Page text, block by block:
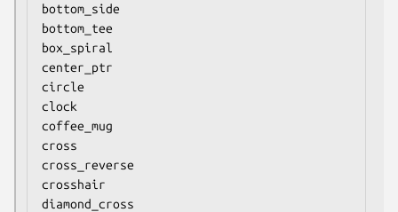
bottom_side
bottom_tee
box_spiral
center_ptr
circle
clock
coffee_mug
cross
cross_reverse
crosshair
diamond_cross